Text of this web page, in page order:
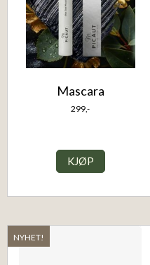
Mascara
299,-
KJØP
NYHET!